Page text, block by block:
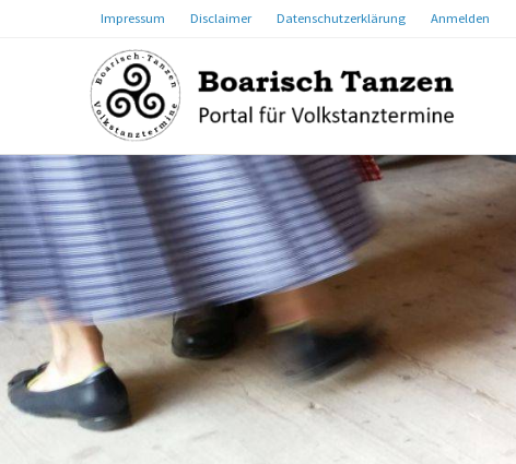
Impressum Disclaimer Datenschutzerklärung Anmelden